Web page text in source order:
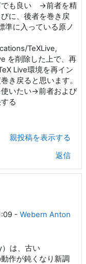
でも良い →前者を精
に、後者を巻き戻
準に入っている原ノ
TeXLive,
を削除した上で、再
Live環境を再イン
き戻ると思います。
使いたい→前者および
る
親投稿を表示する
返信
への返信
-Webern Anton
は、古い
作が鈍くなり新調